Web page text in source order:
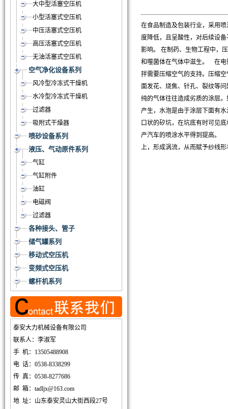
大中型活塞空压机
小型活塞式空压机
中压活塞式空压机
高压活塞式空压机
无油活塞式空压机
空气净化设备系列
风冷型冷冻式干燥机
水冷型冷冻式干燥机
过滤器
吸附式干燥器
喷砂设备系列
液压、气动原件系列
气缸
气缸附件
油缸
电磁阀
过滤器
各种接头、管子
储气罐系列
移动式空压机
变频式空压机
螺杆机系列
泰安大力机械设备有限公司
联系人：李淑军
手 机：13505488908
电 话：0538-8338299
传 真：0538-8277686
邮 箱：tadljx@163.com
地 址：山东泰安灵山大街西段27号
在食品制造及包装行业，采用
度降低，且呈酸性，对后续设
影响。 在制药、生物工程中，
和噬菌体在气体中滋生。 在电
拌需要压缩空气的支持。压缩
面发花、烧焦、针孔、裂纹等
纯的气体往往造成劣质的涂层
产生，水泡是由于涂层下面有
口状的矽坑，在坑底有时可见
产汽车的喷涂水平得到提高。
上，形成涡流，从而赋予纱线